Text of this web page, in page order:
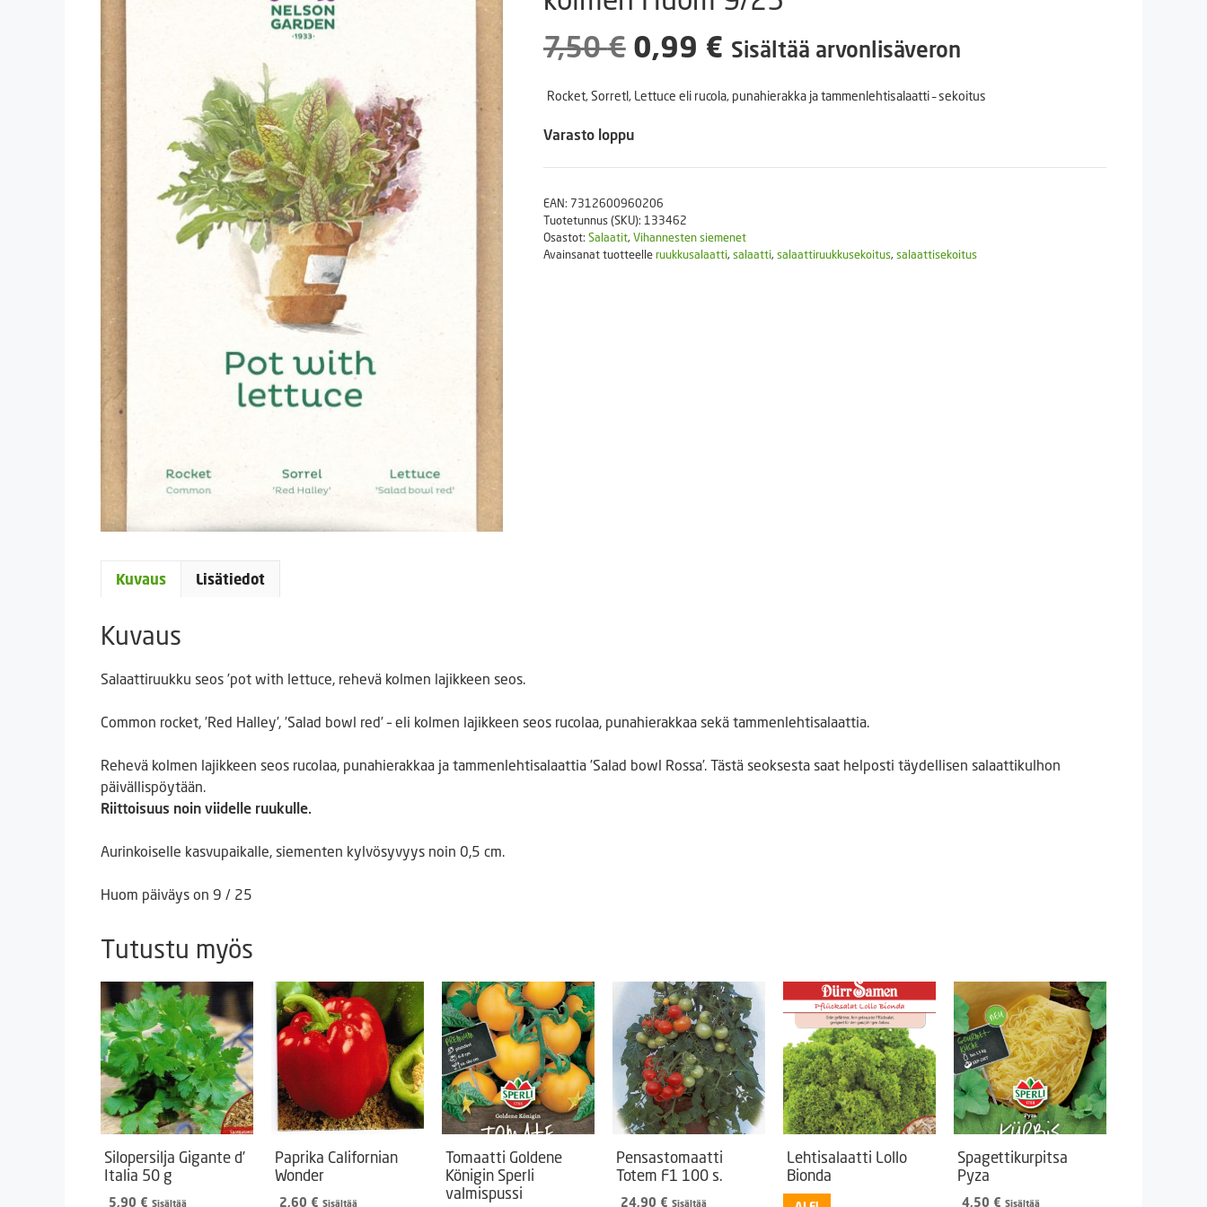
Puutarhatyökalut
Askartelutarvikkeet
7,50€ Alkuperäinen
hinta
oli:
7,50 €.
0,99 € Nykyinen
hinta
0,99 €.
Sisältää arvonlisäveron
Rocket, Sorretl, Lettuce eli rucola, punahierakka ja tammenlehtisalaatti – sekoitus
Varasto loppu
EAN: 7312600960206
Tuotetunnus (SKU): 133462
Osastot: Salaatit, Vihannesten siemenet
Avainsanat tuotteelleruukkusalaatti, salaatti, salaattiruukkusekoitus, salaattisekoitus
Kuvaus Lisätiedot
Kuvaus
Salaattiruukku seos ’pot with lettuce, rehevä kolmen lajikkeen seos.
Common rocket, ’Red Halley’, ’Salad bowl red’ – eli kolmen lajikkeen seos rucolaa, punahierakkaa sekä tammenlehtisalaattia.
Rehevä kolmen lajikkeen seos rucolaa, punahierakkaa ja tammenlehtisalaattia ’Salad bowl Rossa’. Tästä seoksesta saat helposti täydellisen salaattikulhon
päivällispöytään.
Riittoisuus noin viidelle ruukulle.
Aurinkoiselle kasvupaikalle, siementen kylvösyvyys noin 0,5 cm.
Huom päiväys on 9 / 25
Tutustu myös
Silopersilja Gigante d’
Italia 50 g
5,90 € Sisältää
Paprika Californian
Wonder
2,60 € Sisältää
Tomaatti Goldene
Königin Sperli
valmispussi
Pensastomaatti
Totem F1 100 s.
24,90 € Sisältää
Lehtisalaatti Lollo
Bionda
Spagettikurpitsa
Pyza
4,50 € Sisältää